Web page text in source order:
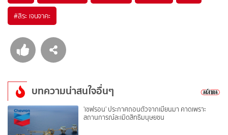
#สิระ เจนจาคะ
บทความน่าสนใจอื่นๆ
'เชฟรอน' ประกาศถอนตัวจากเมียนมา คาดเพราะ
สถานการณ์ละเมิดสิทธิมนุษยชน